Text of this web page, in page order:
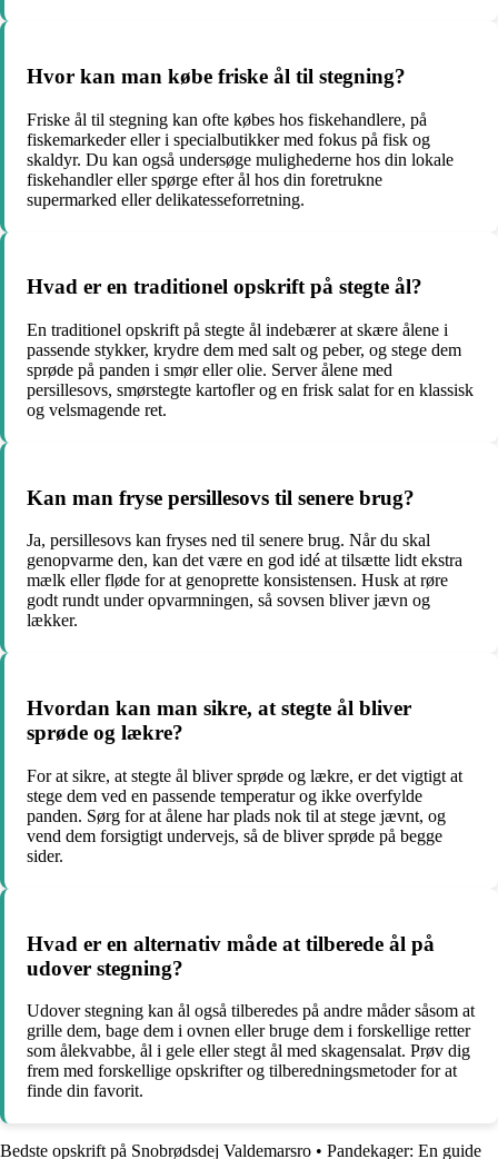
Hvor kan man købe friske ål til stegning?
Friske ål til stegning kan ofte købes hos fiskehandlere, på
fiskemarkeder eller i specialbutikker med fokus på fisk og
skaldyr. Du kan også undersøge mulighederne hos din lokale
fiskehandler eller spørge efter ål hos din foretrukne
supermarked eller delikatesseforretning.
Hvad er en traditionel opskrift på stegte ål?
En traditionel opskrift på stegte ål indebærer at skære ålene i
passende stykker, krydre dem med salt og peber, og stege dem
sprøde på panden i smør eller olie. Server ålene med
persillesovs, smørstegte kartofler og en frisk salat for en klassisk
og velsmagende ret.
Kan man fryse persillesovs til senere brug?
Ja, persillesovs kan fryses ned til senere brug. Når du skal
genopvarme den, kan det være en god idé at tilsætte lidt ekstra
mælk eller fløde for at genoprette konsistensen. Husk at røre
godt rundt under opvarmningen, så sovsen bliver jævn og
lækker.
Hvordan kan man sikre, at stegte ål bliver
sprøde og lækre?
For at sikre, at stegte ål bliver sprøde og lækre, er det vigtigt at
stege dem ved en passende temperatur og ikke overfylde
panden. Sørg for at ålene har plads nok til at stege jævnt, og
vend dem forsigtigt undervejs, så de bliver sprøde på begge
sider.
Hvad er en alternativ måde at tilberede ål på
udover stegning?
Udover stegning kan ål også tilberedes på andre måder såsom at
grille dem, bage dem i ovnen eller bruge dem i forskellige retter
som ålekvabbe, ål i gele eller stegt ål med skagensalat. Prøv dig
frem med forskellige opskrifter og tilberedningsmetoder for at
finde din favorit.
Bedste opskrift på Snobrødsdej Valdemarsro • Pandekager: En guide